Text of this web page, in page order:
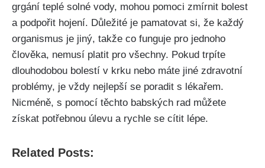
‌grgání⁤ teplé​ solné vody, mohou pomoci⁣ zmírnit ⁢bolest⁢
a podpořit hojení. Důležité⁣ je pamatovat‍ si,⁤ že každý
organismus je ⁤jiný, ‌takže co funguje pro jednoho
člověka, nemusí⁢ platit pro všechny. Pokud trpíte⁢
dlouhodobou bolestí v ⁢krku nebo máte jiné⁣ zdravotní
problémy, je vždy nejlepší se ‍poradit s lékařem.‌
Nicméně, s⁤ pomocí​ těchto​ babských rad můžete
získat potřebnou úlevu a rychle se ⁤cítit​ lépe.‌
Related Posts: